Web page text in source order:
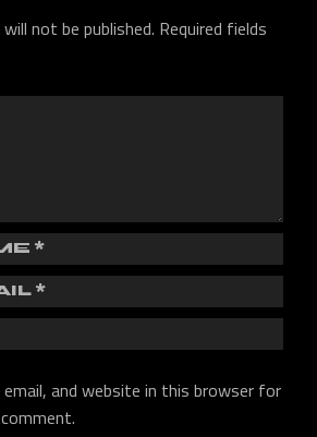
not be published. Required fields
email, and website in this browser for